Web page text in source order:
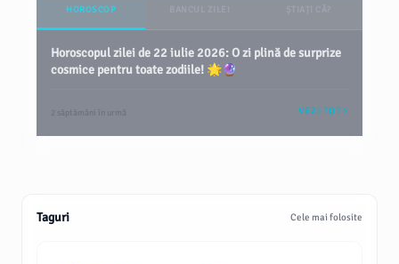
HOROSCOP
Horoscopul zilei de 22 iulie 2026: O zi plină de surprize
cosmice pentru toate zodiile! 🌟🔮
2 săptămâni în urmă VEZI TOT
Taguri Cele mai folosite